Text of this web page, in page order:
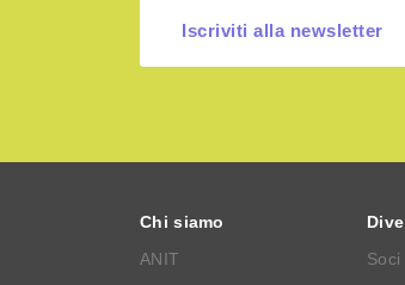
Iscriviti alla newsletter
Chi siamo
ANIT